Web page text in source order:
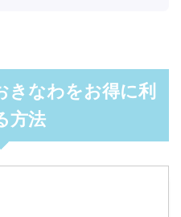
きなわをお得に利
方法